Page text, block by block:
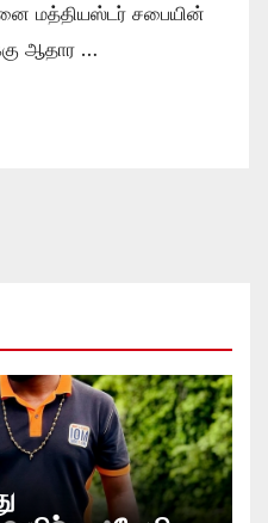
மத்தியஸ்டர் சபையின்
ஆதார …